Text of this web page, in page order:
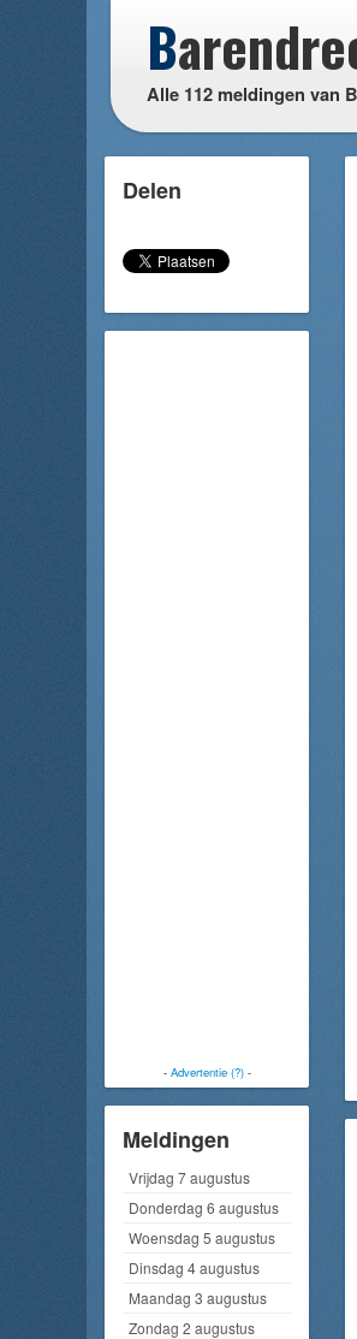
B
Alle 112 meldingen van
Delen
- Advertentie (?)-
Meldingen
Vrijdag 7 augustus
Donderdag 6 augustus
Woensdag 5 augustus
Dinsdag 4 augustus
Maandag 3 augustus
Zondag 2 augustus